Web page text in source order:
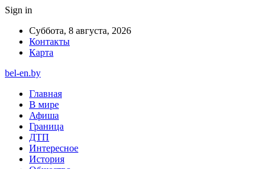
Sign in
Суббота, 8 августа, 2026
Контакты
Карта
bel-en.by
Главная
В мире
Афиша
Граница
ДТП
Интересное
История